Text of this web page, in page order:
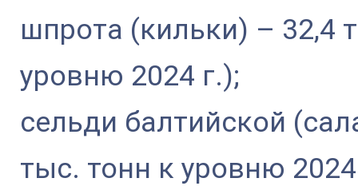
шпрота (кильки) – 32,4
уровню 2024 г.);
сельди балтийской
тыс. тонн к уровню